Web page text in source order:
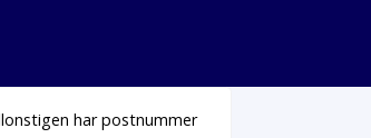
har postnummer